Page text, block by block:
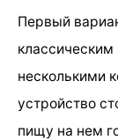
Первый
классическим
несколькими
устройство
пищу на нем